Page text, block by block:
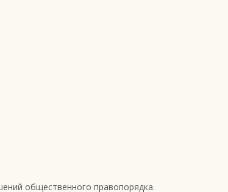
общественного правопорядка.